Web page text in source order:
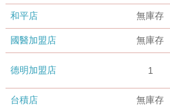
和平店 無庫存
國醫加盟店 無庫存
德明加盟店 1
台積店 無庫存